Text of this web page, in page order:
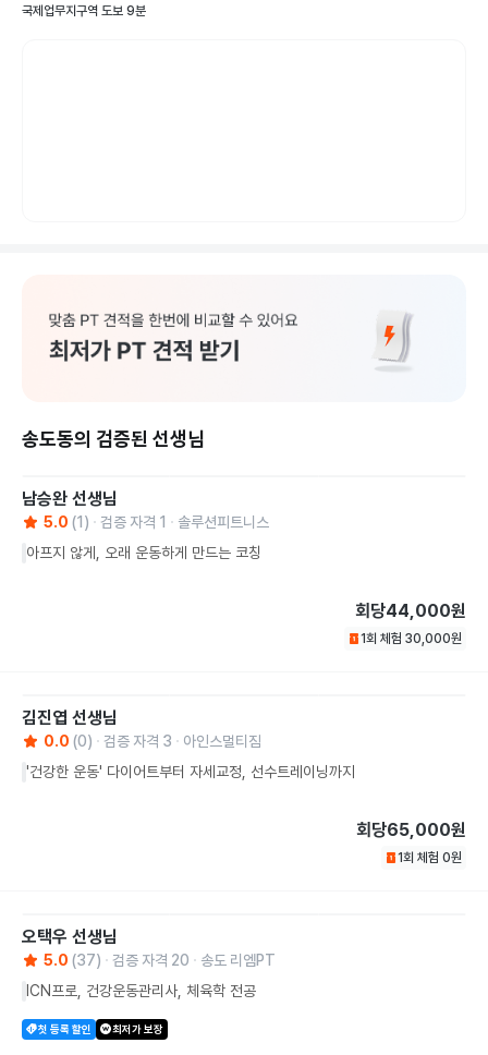
국제업무지구역 도보 9분
송도동의 검증된 선생님
남승완 선생님
5.0 (1 ) 검증 자격 1
솔루션피트니스
아프지 않게, 오래 운동하게 만드는 코칭
회당44,000원
1회 체험 30,000원
김진엽 선생님
0.0 (0) 검증 자격 3
아인스멀티짐
'건강한 운동' 다이어트부터 자세교정, 선수트레이닝까지
회당65,000원
1회 체험 0원
오택우 선생님
5.0 (37) 검증 자격 20
송도 리엠PT
ICN프로, 건강운동관리사, 체육학 전공
첫 등록 할인 최저가 보장